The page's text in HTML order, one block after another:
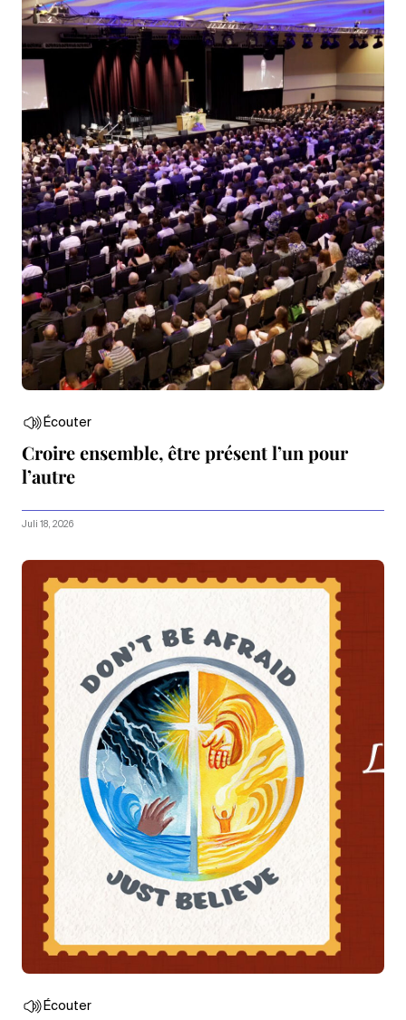
Écouter
Croire ensemble, être présent l’un pour
l’autre
Juli 18, 2026
Écouter